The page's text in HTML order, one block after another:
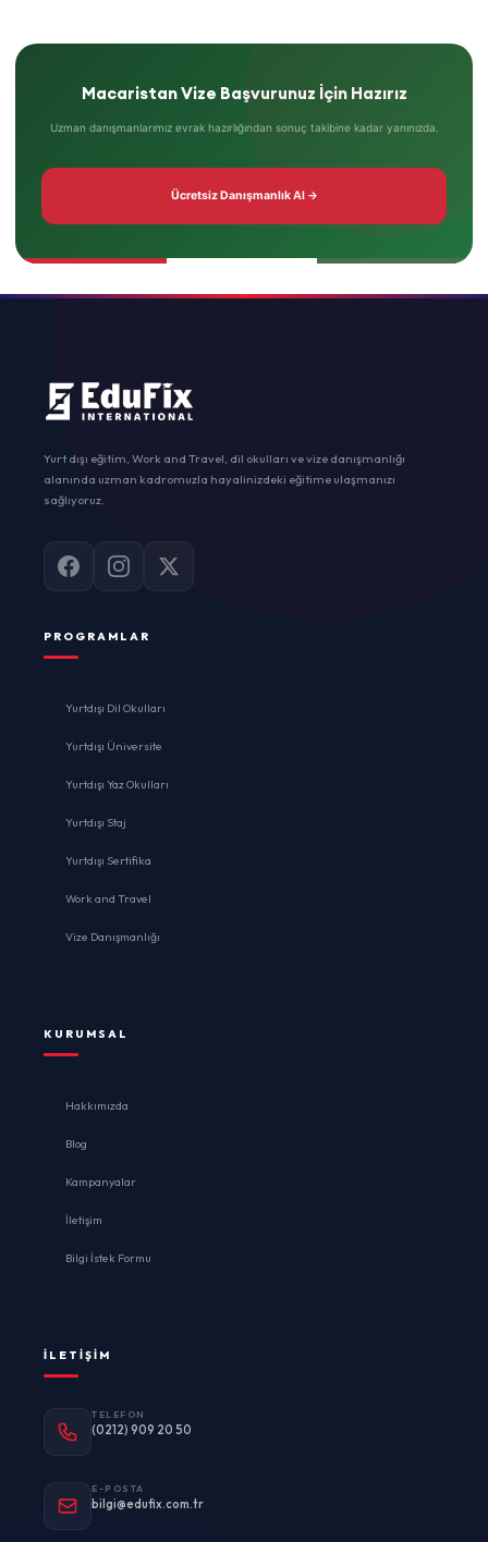
Macaristan Vize Başvurunuz İçin Hazırız
Uzman danışmanlarımız evrak hazırlığından sonuç takibine kadar yanınızda.
Ücretsiz Danışmanlık Al →
Yurt dışı eğitim, Work and Travel, dil okulları ve vize danışmanlığı
alanında uzman kadromuzla hayalinizdeki eğitime ulaşmanızı
sağlıyoruz.
PROGRAMLAR
Yurtdışı Dil Okulları
Yurtdışı Üniversite
Yurtdışı Yaz Okulları
Yurtdışı Staj
Yurtdışı Sertifika
Work and Travel
Vize Danışmanlığı
KURUMSAL
Hakkımızda
Blog
Kampanyalar
İletişim
Bilgi İstek Formu
İLETIŞIM
TELEFON
(0212) 909 20 50
E-POSTA
bilgi@edufix.com.tr